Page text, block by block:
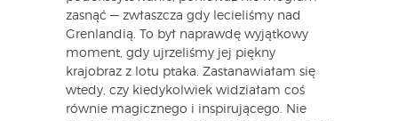
zasnąć — zwłaszcza gdy lecieliśmy nad
Grenlandią. To był naprawdę wyjątkowy
moment, gdy ujrzeliśmy jej piękny
krajobraz z lotu ptaka. Zastanawiałam się
wtedy, czy kiedykolwiek widziałam coś
równie magicznego i inspirującego. Nie